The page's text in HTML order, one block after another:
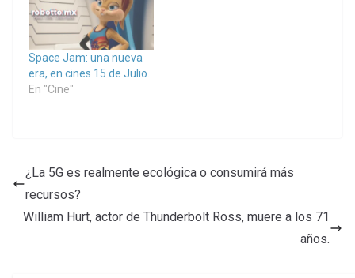
Space Jam: una nueva
era, en cines 15 de Julio.
En "Cine"
¿La 5G es realmente ecológica o consumirá más
recursos?
William Hurt, actor de Thunderbolt Ross, muere a los 71
años.